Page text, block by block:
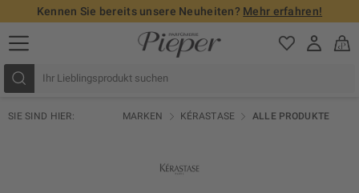
Kennen Sie bereits unsere Neuheiten? Mehr erfahren!
SIE SIND HIER: MARKEN KÉRASTASE ALLE PRODUKTE